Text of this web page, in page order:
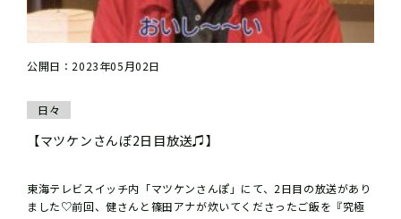
公開日：2023年05月02日
日々
【マツケンさんぽ2日目放送♫】
東海テレビスイッチ内「マツケンさんぽ」にて、2日目の放送があり
ました♡前回、健さんと篠田アナが炊いてくださったご飯を『究極